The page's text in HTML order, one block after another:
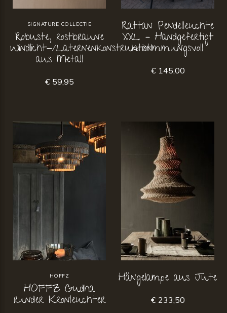
SIGNATURE COLLECTIE
Robuste, rostbraune
Windlicht-/Laternenkonstruktion
aus Metall
€ 59,95
Rattan Pendelleuchte
XXL – Handgefertigt
& stimmungsvoll
€ 145,00
HOFFZ
HOFFZ Gudha
runder Kronleuchter
Hängelampe aus Jute
€ 233,50